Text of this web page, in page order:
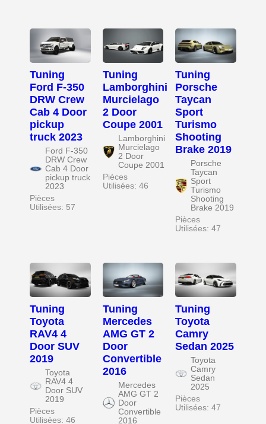
Tuning
Ford F-350
DRW Crew
Cab 4 Door
pickup
truck 2023
Ford F-350
DRW Crew
Cab 4 Door
pickup truck
2023
Pièces
Utilisées: 57
Tuning
Lamborghini
Murcielago
2 Door
Coupe 2001
Lamborghini
Murcielago
2 Door
Coupe 2001
Pièces
Utilisées: 46
Tuning
Porsche
Taycan
Sport
Turismo
Shooting
Brake 2019
Porsche
Taycan
Sport
Turismo
Shooting
Brake 2019
Pièces
Utilisées: 47
Tuning
Toyota
RAV4 4
Door SUV
2019
Toyota
RAV4 4
Door SUV
2019
Pièces
Utilisées: 46
Tuning
Mercedes
AMG GT 2
Door
Convertible
2016
Mercedes
AMG GT 2
Door
Convertible
2016
Tuning
Toyota
Camry
Sedan 2025
Toyota
Camry
Sedan
2025
Pièces
Utilisées: 47